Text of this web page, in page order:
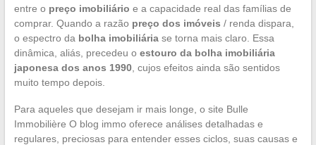
entre o preço imobiliário e a capacidade real das famílias de
comprar. Quando a razão preço dos imóveis / renda dispara,
o espectro da bolha imobiliáriase torna mais claro. Essa
dinâmica, aliás, precedeu o estouro da bolha imobiliária
japonesa dos anos 1990, cujos efeitos ainda são sentidos
muito tempo depois.
Para aqueles que desejam ir mais longe, o site Bulle
Immobilière O blog immo oferece análises detalhadas e
regulares, preciosas para entender esses ciclos, suas causas e